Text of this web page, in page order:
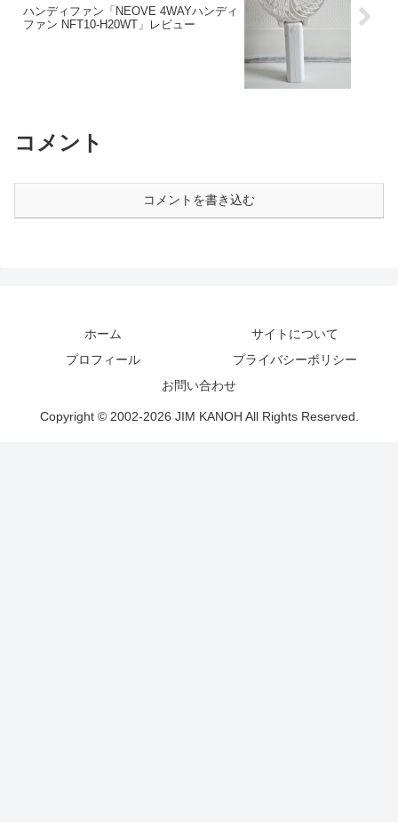
ハンディファン「NEOVE 4WAYハンディ
ファン NFT10-H20WT」レビュー
コメント
コメントを書き込む
ホーム
サイトについて
プロフィール
プライバシーポリシー
お問い合わせ
Copyright © 2002-2026 JIM KANOH All Rights Reserved.